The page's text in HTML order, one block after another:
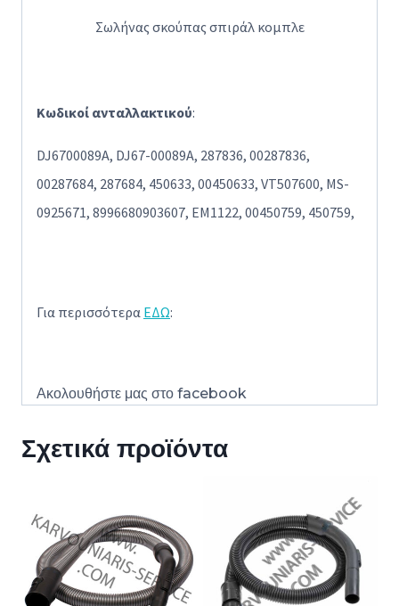
Σωλήνας σκούπας σπιράλ κομπλε
Κωδικοί ανταλλακτικού:
DJ6700089A, DJ67-00089A, 287836, 00287836,
00287684, 287684, 450633, 00450633, VT507600, MS-
0925671, 8996680903607, EM1122, 00450759, 450759,
Για περισσότερα ΕΔΩ:
Ακολουθήστε μας στο facebook
Σχετικά προϊόντα